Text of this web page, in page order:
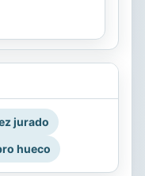
jurado
hueco